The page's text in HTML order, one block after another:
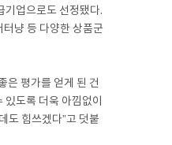
기업으로도 선정됐다.
냥 등 다양한 상품군
은 평가를 얻게 된 건
도록 더욱 아낌없이
도 힘쓰겠다”고 덧붙